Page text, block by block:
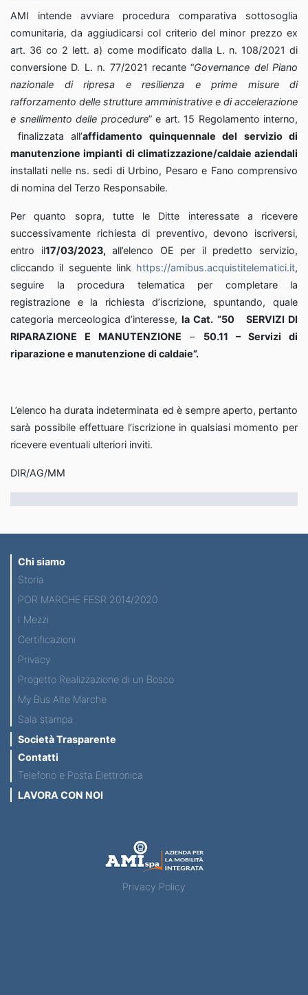
AMI intende avviare procedura comparativa sottosoglia
comunitaria, da aggiudicarsi col criterio del minor prezzo ex
art. 36 co 2 lett. a) come modificato dalla L. n. 108/2021 di
conversione D. L. n. 77/2021 recante “Governance del Piano
nazionale di ripresa e resilienza e prime misure di
rafforzamento delle strutture amministrative e di accelerazione
e snellimento delle procedure” e art. 15 Regolamento interno,
finalizzata all’affidamento quinquennale del servizio di
manutenzione impianti di climatizzazione/caldaie aziendali
installati nelle ns. sedi di Urbino, Pesaro e Fano comprensivo
di nomina del Terzo Responsabile.
Per quanto sopra, tutte le Ditte interessate a ricevere
successivamente richiesta di preventivo, devono iscriversi,
entro il17/03/2023, all’elenco OE per il predetto servizio,
cliccando il seguente link https://amibus.acquistitelematici.it,
seguire la procedura telematica per completare la
registrazione e la richiesta d’iscrizione, spuntando, quale
categoria merceologica d’interesse,la Cat. “50
SERVIZI DI
RIPARAZIONE E MANUTENZIONE – 50.11 – Servizi di
riparazione e manutenzione di caldaie”.
L’elenco ha durata indeterminata ed è sempre aperto, pertanto
sarà possibile effettuare l’iscrizione in qualsiasi momento per
ricevere eventuali ulteriori inviti.
DIR/AG/MM
Chi siamo
Storia
POR MARCHE FESR 2014/2020
I Mezzi
Certificazioni
Privacy
Progetto Realizzazione di un Bosco
My Bus Alte Marche
Sala stampa
Società Trasparente
Contatti
Telefono e Posta Elettronica
LAVORA CON NOI
Privacy Policy